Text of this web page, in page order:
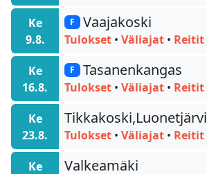
Ke
9.8.
F Vaajakoski
Tulokset •Väliajat • Reitit
Ke
16.8.
F Tasanenkangas
Tulokset •Väliajat • Reitit
Ke
23.8.
Tikkakoski,Luonetjärvi
Tulokset •Väliajat • Reitit
Ke Valkeamäki